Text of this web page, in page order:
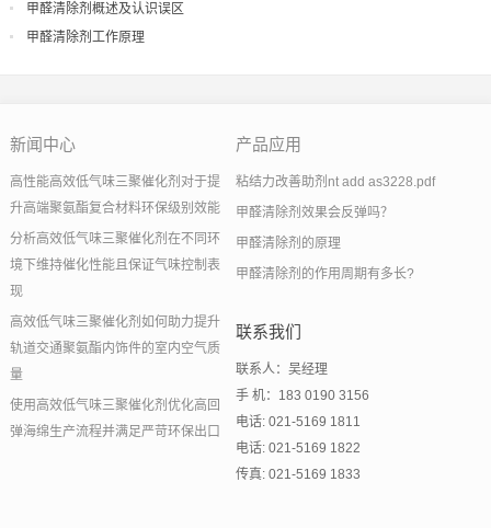
甲醛清除剂概述及认识误区
甲醛清除剂工作原理
新闻中心
高性能高效低气味三聚催化剂对于提
升高端聚氨酯复合材料环保级别效能
分析高效低气味三聚催化剂在不同环
境下维持催化性能且保证气味控制表
现
高效低气味三聚催化剂如何助力提升
轨道交通聚氨酯内饰件的室内空气质
量
使用高效低气味三聚催化剂优化高回
弹海绵生产流程并满足严苛环保出口
产品应用
粘结力改善助剂nt add as3228.pdf
甲醛清除剂效果会反弹吗？
甲醛清除剂的原理
甲醛清除剂的作用周期有多长?
联系我们
联系人：吴经理
手 机：183 0190 3156
电话: 021-5169 1811
电话: 021-5169 1822
传真: 021-5169 1833